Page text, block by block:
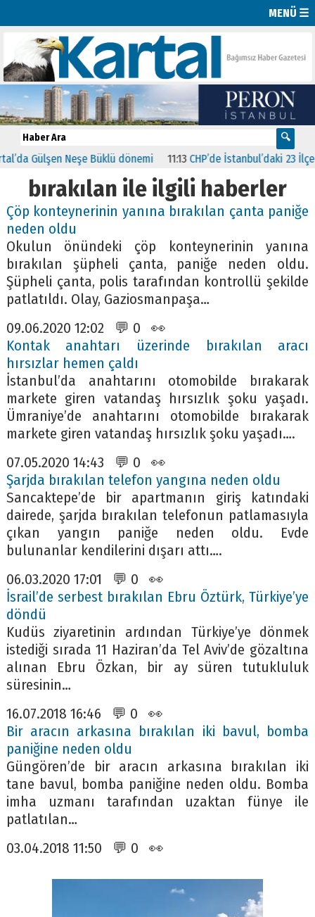
MENÜ ☰
Gülşen Neşe Büklü dönemi 11:13 CHP’de İstanbul’daki 23
bırakılan ile ilgili haberler
Çöp konteynerinin yanına bırakılan çanta paniğe
neden oldu
Okulun önündeki çöp konteynerinin yanına
bırakılan şüpheli çanta, paniğe neden oldu.
Şüpheli çanta, polis tarafından kontrollü şekilde
patlatıldı. Olay, Gaziosmanpaşa…
09.06.2020 12:02 💬 0 👀
Kontak anahtarı üzerinde bırakılan aracı
hırsızlar hemen çaldı
İstanbul’da anahtarını otomobilde bırakarak
markete giren vatandaş hırsızlık şoku yaşadı.
Ümraniye’de anahtarını otomobilde bırakarak
markete giren vatandaş hırsızlık şoku yaşadı….
07.05.2020 14:43 💬 0 👀
Şarjda bırakılan telefon yangına neden oldu
Sancaktepe’de bir apartmanın giriş katındaki
dairede, şarjda bırakılan telefonun patlamasıyla
çıkan yangın paniğe neden oldu. Evde
bulunanlar kendilerini dışarı attı….
06.03.2020 17:01 💬 0 👀
İsrail’de serbest bırakılan Ebru Öztürk, Türkiye’ye
döndü
Kudüs ziyaretinin ardından Türkiye’ye dönmek
istediği sırada 11 Haziran’da Tel Aviv’de gözaltına
alınan Ebru Özkan, bir ay süren tutukluluk
süresinin…
16.07.2018 16:46 💬 0 👀
Bir aracın arkasına bırakılan iki bavul, bomba
paniğine neden oldu
Güngören’de bir aracın arkasına bırakılan iki
tane bavul, bomba paniğine neden oldu. Bomba
imha uzmanı tarafından uzaktan fünye ile
patlatılan…
03.04.2018 11:50 💬 0 👀